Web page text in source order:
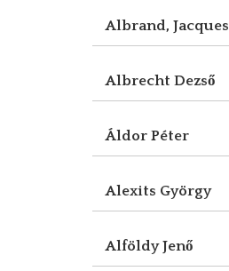
Albrand, Jacques
Albrecht Dezső
Áldor Péter
Alexits György
Alföldy Jenő